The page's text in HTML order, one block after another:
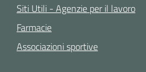
Siti Utili - Agenzie per il lavoro
Farmacie
Associazioni sportive